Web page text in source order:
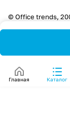
Главная Каталог
© Office trends,